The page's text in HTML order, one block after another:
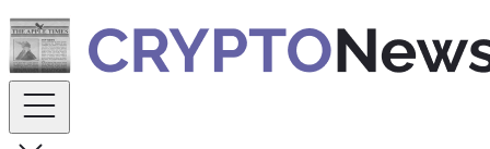
Skip
to
content